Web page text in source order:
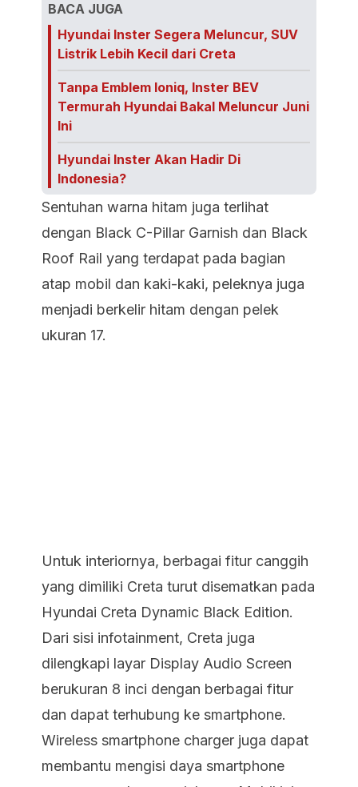
BACA JUGA
Hyundai Inster Segera Meluncur, SUV
Listrik Lebih Kecil dari Creta
Tanpa Emblem Ioniq, Inster BEV
Termurah Hyundai Bakal Meluncur Juni
Ini
Hyundai Inster Akan Hadir Di
Indonesia?
Sentuhan warna hitam juga terlihat
dengan Black C-Pillar Garnish dan Black
Roof Rail yang terdapat pada bagian
atap mobil dan kaki-kaki, peleknya juga
menjadi berkelir hitam dengan pelek
ukuran 17.
Untuk interiornya, berbagai fitur canggih
yang dimiliki Creta turut disematkan pada
Hyundai Creta Dynamic Black Edition.
Dari sisi infotainment, Creta juga
dilengkapi layar Display Audio Screen
berukuran 8 inci dengan berbagai fitur
dan dapat terhubung ke smartphone.
Wireless smartphone charger juga dapat
membantu mengisi daya smartphone